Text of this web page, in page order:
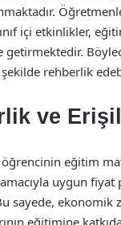
içi etkinlikler,
rehberlik
ve
öğrencinin eğitim
uygun fiyat
sayede, ekonomik
eğitimine